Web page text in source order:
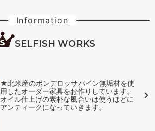
Information
SELFISH WORKS
★北米産のポンデロッサパイン無垢材を使
用したオーダー家具をお作りしています。
オイル仕上げの素朴な風合いは使うほどに
アンティークになっていきます。